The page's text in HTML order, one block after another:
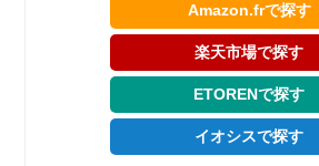
Amazon.frで探す
楽天市場で探す
ETORENで探す
イオシスで探す